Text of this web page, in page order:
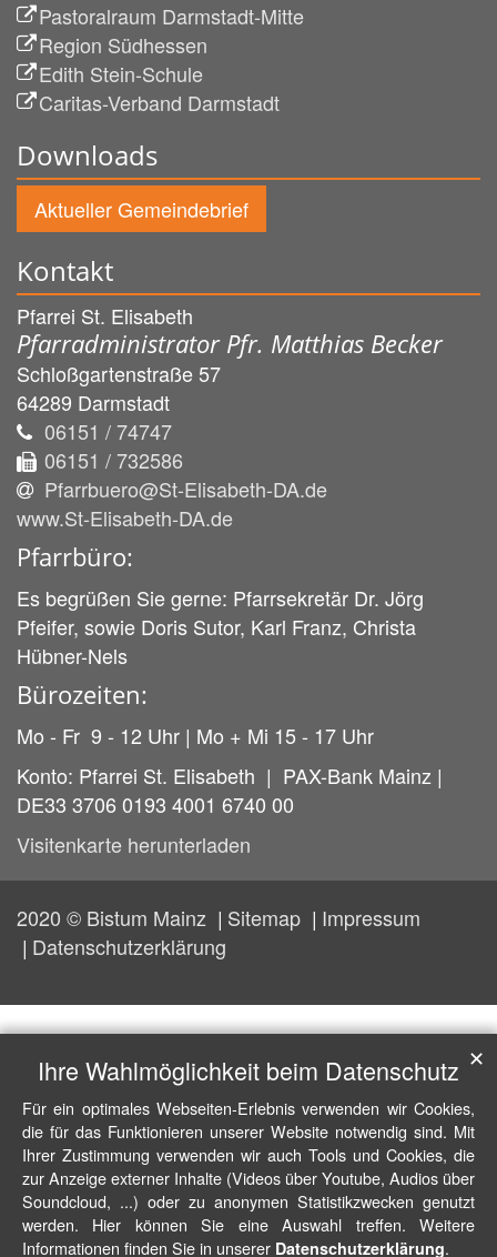
Pastoralraum Darmstadt-Mitte
Region Südhessen
Edith Stein-Schule
Caritas-Verband Darmstadt
Downloads
Aktueller Gemeindebrief
Kontakt
Pfarrei St. Elisabeth
Pfarradministrator Pfr. Matthias Becker
Schloßgartenstraße 57
64289 Darmstadt
06151 / 74747
06151 / 732586
Pfarrbuero@St-Elisabeth-DA.de
www.St-Elisabeth-DA.de
Pfarrbüro:
Es begrüßen Sie gerne: Pfarrsekretär Dr. Jörg
Pfeifer, sowie Doris Sutor, Karl Franz, Christa
Hübner-Nels
Bürozeiten:
Mo - Fr 9 - 12 Uhr | Mo + Mi 15 - 17 Uhr
Konto: Pfarrei St. Elisabeth | PAX-Bank Mainz |
DE33 3706 0193 4001 6740 00
Visitenkarte herunterladen
2020 © Bistum Mainz Sitemap
Impressum
Datenschutzerklärung
Ihre Wahlmöglichkeit beim Datenschutz
Für ein optimales Webseiten-Erlebnis verwenden wir Cookies,
die für das Funktionieren unserer Website notwendig sind. Mit
Ihrer Zustimmung verwenden wir auch Tools und Cookies, die
zur Anzeige externer Inhalte (Videos über Youtube, Audios über
Soundcloud, ...) oder zu anonymen Statistikzwecken genutzt
werden. Hier können Sie eine Auswahl treffen. Weitere
Informationen finden Sie in unserer Datenschutzerklärung.
✕